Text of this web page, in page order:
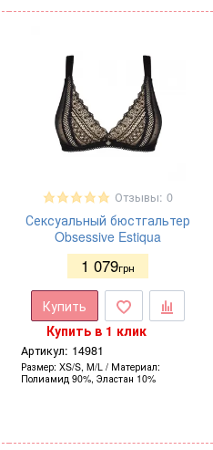
Отзывы: 0
Сексуальный бюстгальтер
Obsessive Estiqua
1 079грн
Купить
Купить в 1 клик
Артикул: 14981
Размер XS/S, M/L
Материал
Полиамид 90%, Эластан 10%